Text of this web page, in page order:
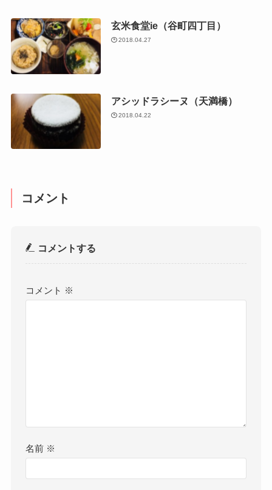
玄米食堂ie（谷町四丁目）
2018.04.27
アシッドラシーヌ（天満橋）
2018.04.22
コメント
コメントする
コメント ※
名前 ※